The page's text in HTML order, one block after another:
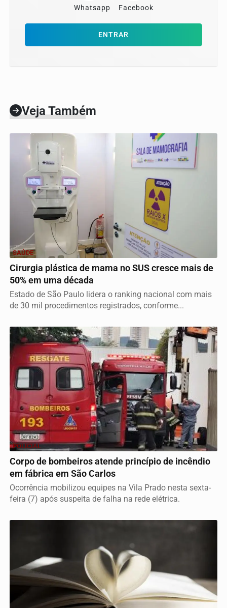
Whatsapp Facebook
ENTRAR
Veja Também
SAÚDE
Cirurgia plástica de mama no SUS cresce mais de
50% em uma década
Estado de São Paulo lidera o ranking nacional com mais
de 30 mil procedimentos registrados, conforme...
POLICIAL
Corpo de bombeiros atende princípio de incêndio
em fábrica em São Carlos
Ocorrência mobilizou equipes na Vila Prado nesta sexta-
feira (7) após suspeita de falha na rede elétrica.